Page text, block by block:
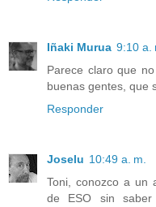
Iñaki Murua 9:10 a.
Parece claro que
buenas gentes, que
Responder
Joselu 10:49 a. m.
Toni, conozco a un
de ESO sin saber